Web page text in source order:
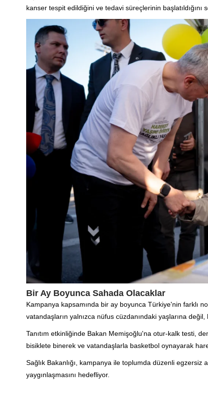
kanser tespit edildiğini ve tedavi süreçlerinin başlatıldığını
Bir Ay Boyunca Sahada Olacaklar
Kampanya kapsamında bir ay boyunca Türkiye'nin farklı
vatandaşların yalnızca nüfus cüzdanındaki yaşlarına
Tanıtım etkinliğinde Bakan Memişoğlu'na otur-kalk testi,
bisiklete binerek ve vatandaşlarla basketbol oynayarak
Sağlık Bakanlığı, kampanya ile toplumda düzenli egzersiz
yaygınlaşmasını hedefliyor.